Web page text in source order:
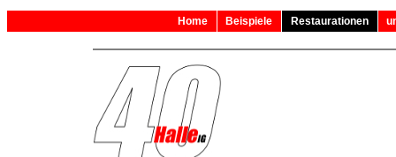
Home Beispiele Restaurationen